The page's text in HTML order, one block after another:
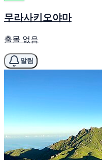
무라사키오야마
출몰 없음
알림